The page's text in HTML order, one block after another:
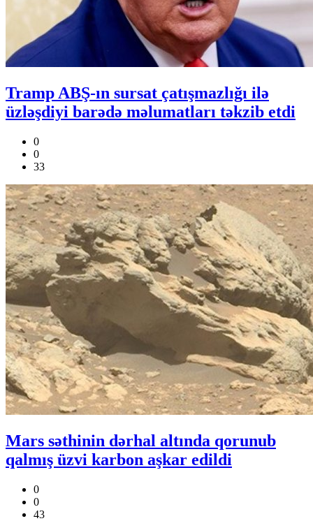
Tramp ABŞ-ın sursat çatışmazlığı ilə
üzləşdiyi barədə məlumatları təkzib etdi
0
0
33
Mars səthinin dərhal altında qorunub
qalmış üzvi karbon aşkar edildi
0
0
43